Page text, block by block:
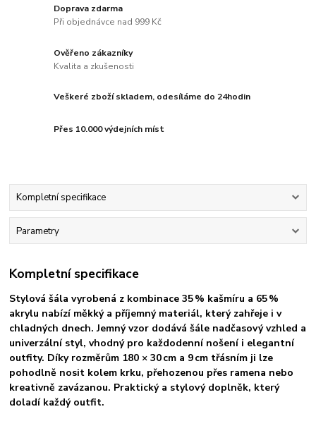
Doprava zdarma
Při objednávce nad 999 Kč
Ověřeno zákazníky
Kvalita a zkušenosti
Veškeré zboží skladem, odesíláme do 24hodin
Přes 10.000 výdejních míst
Kompletní specifikace
Parametry
Kompletní specifikace
Stylová šála vyrobená z kombinace 35 % kašmíru a 65 %
akrylu nabízí měkký a příjemný materiál, který zahřeje i v
chladných dnech. Jemný vzor dodává šále nadčasový vzhled a
univerzální styl, vhodný pro každodenní nošení i elegantní
outfity. Díky rozměrům 180 × 30 cm a 9 cm třásním ji lze
pohodlně nosit kolem krku, přehozenou přes ramena nebo
kreativně zavázanou. Praktický a stylový doplněk, který
doladí každý outfit.